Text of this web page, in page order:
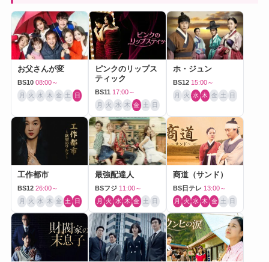
お父さんが変
BS10 08:00～
月 火 水 木 金 土 日
ピンクのリップス
ティック
BS11 17:00～
月 火 水 木 金 土 日
ホ・ジュン
BS12 15:00～
月 火 水 木 金 土 日
工作都市
BS12 26:00～
月 火 水 木 金 土 日
最強配達人
BSフジ 11:00～
月 火 水 木 金 土 日
商道（サンド）
BS日テレ 13:00～
月 火 水 木 金 土 日